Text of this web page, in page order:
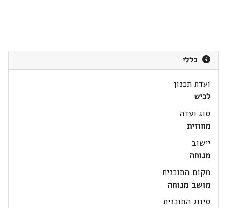
כללי
ועדת תכנון
לכיש
סוג ועדה
מחוזית
יישוב
מנוחה
מקום התוכנית
מושב מנוחה
סיווג התוכנית